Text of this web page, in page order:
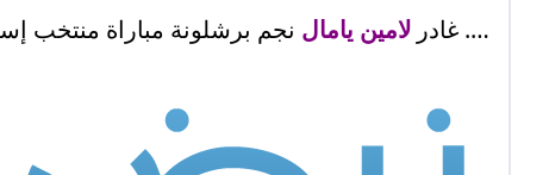
…. غادر لامين يامال نجم برشلونة مباراة منتخب